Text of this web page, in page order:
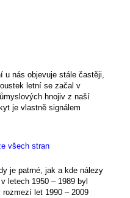
u nás objevuje stále častěji,
letní se začal v
hnojiv z naší
je vlastně signálem
je patrné, jak a kde nálezy
letech 1950 – 1989 byl
let 1990 – 2009